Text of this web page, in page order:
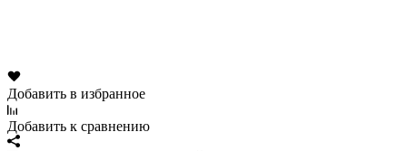
Добавить в избранное
Добавить к сравнению